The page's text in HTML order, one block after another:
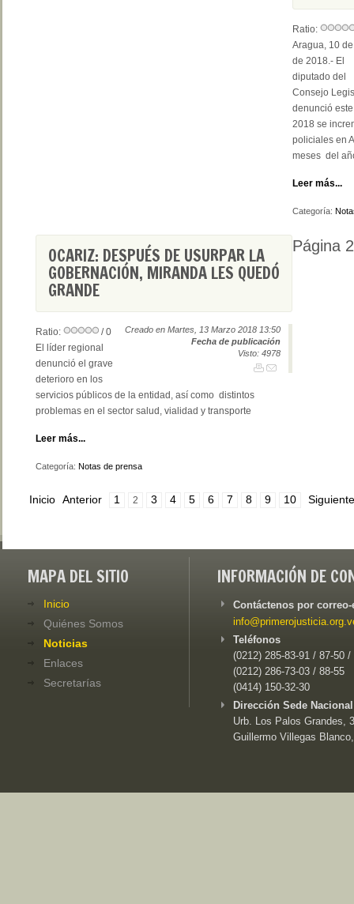
Ratio:
Aragua, 10
de 2018.- El
diputado del
Consejo
denunció
2018 se
policiales en
meses del
Leer más...
Categoría:
OCARIZ: DESPUÉS DE USURPAR LA
GOBERNACIÓN, MIRANDA LES QUEDÓ
GRANDE
Creado en Martes, 13 Marzo 2018 13:50
Fecha de publicación
Visto: 4978
Ratio:
/ 0
El líder regional
denunció el grave
deterioro en los
servicios públicos de la entidad, así como distintos
problemas en el sector salud, vialidad y transporte
Leer más...
Categoría: Notas de prensa
Página
Inicio Anterior 1 2 3 4 5 6 7 8 9 10 Siguiente
MAPA DEL SITIO
Inicio
Quiénes Somos
Noticias
Enlaces
Secretarías
INFORMACIÓN DE
Contáctenos por
Teléfonos
(0212) 285-83-91 / 87-50 /
(0212) 286-73-03 / 88-55
(0414) 150-32-30
Dirección Sede
Urb. Los Palos Grandes,
Guillermo Villegas